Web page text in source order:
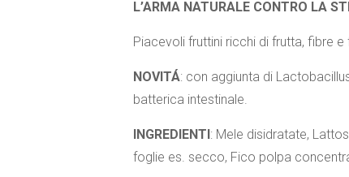
L’ARMA NATURALE CONTRO LA
Piacevoli fruttini ricchi di frutta, fibre
NOVITÁ: con aggiunta di
batterica intestinale.
INGREDIENTI: Mele disidratate,
foglie es. secco, Fico polpa